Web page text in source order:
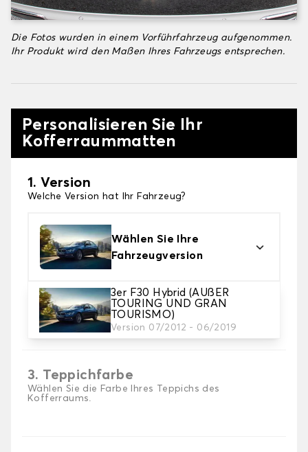
Die Fotos wurden in einem Vorführfahrzeug aufgenommen.
Ihr Produkt wird den Maßen Ihres Fahrzeugs entsprechen.
Personalisieren Sie Ihr
Kofferraummatten
1. Version
Welche Version hat Ihr Fahrzeug?
Wählen Sie Ihre
Fahrzeugversion
3er F30 Hybrid (AUßER
TOURING UND GRAN
TOURISMO)
Version 07/2012 - 06/2019
2. Material
Wählen Sie das Material Ihrer Kofferraummatte
3. Teppichfarbe
Wählen Sie die Farbe Ihres Teppichs des
Kofferraums.